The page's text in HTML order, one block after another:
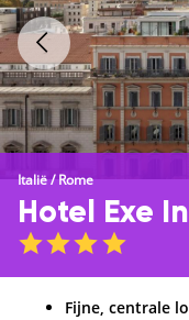
Italië/Rome
Hotel Exe
Fijne, centrale